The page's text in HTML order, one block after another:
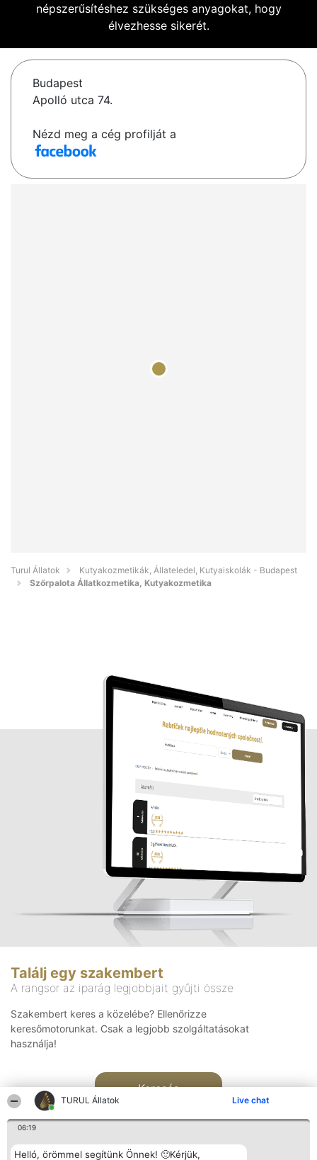
TURUL Állatok Live chat
06:19
Helló, örömmel segítünk Önnek! 🙂Kérjük,
népszerűsítéshez szükséges anyagokat, hogy
élvezhesse sikerét.
Budapest
Apolló utca 74.
Nézd meg a cég profilját a
Turul Állatok
Kutyakozmetikák, Állateledel, Kutyaiskolák - Budapest
Szőrpalota Állatkozmetika, Kutyakozmetika
Találj egy szakembert
A rangsor az iparág legjobbjait gyűjti össze
Szakembert keres a közelébe? Ellenőrizze
keresőmotorunkat. Csak a legjobb szolgáltatásokat
használja!
Keresés